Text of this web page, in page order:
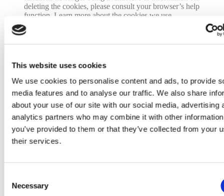
This website uses cookies
We use cookies to personalise content and ads, to provide
media features and to analyse our traffic. We also share
about your use of our site with our social media, advertising
analytics partners who may combine it with other
you’ve provided to them or that they’ve collected from your
their services.
Selection
Necessary
deleting the cookies, please consult your browser’s help
function. Learn more about the cookies we use.
With the slider, you can enable or disable
different types of cookies:
Essentials
Functionality
Analytics
Remember which cookies group you accepted